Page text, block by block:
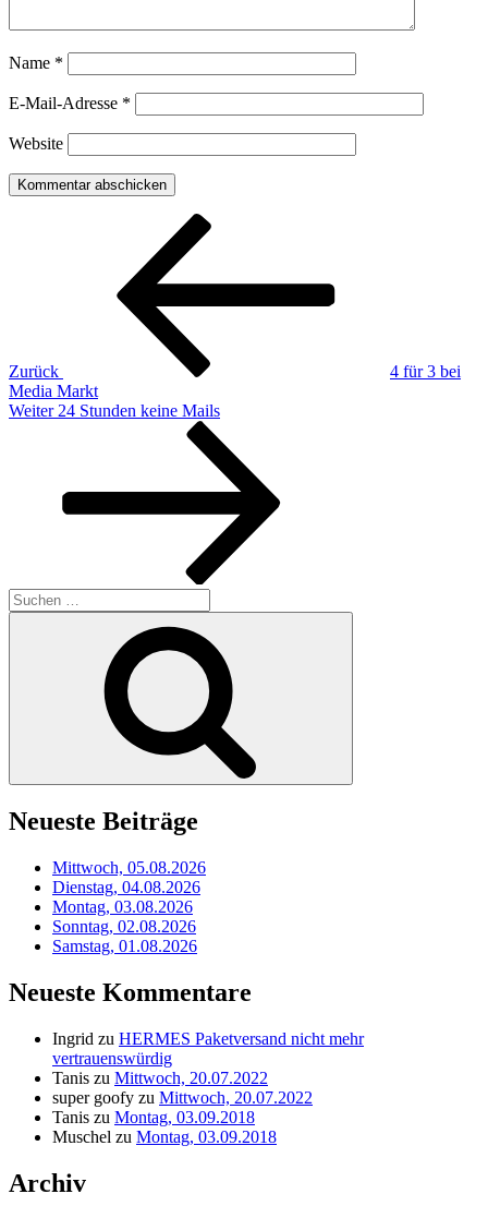
Name *
E-Mail-Adresse *
Website
Beitragsnavigation
Zurück
4 für 3 bei
Media Markt
Nächster
Weiter 24 Stunden keine Mails
Suchen
nach:
Neueste Beiträge
Mittwoch, 05.08.2026
Dienstag, 04.08.2026
Montag, 03.08.2026
Sonntag, 02.08.2026
Samstag, 01.08.2026
Neueste Kommentare
Ingrid zu HERMES Paketversand nicht mehr
vertrauenswürdig
Tanis zu Mittwoch, 20.07.2022
super goofy zu Mittwoch, 20.07.2022
Tanis zu Montag, 03.09.2018
Muschel zu Montag, 03.09.2018
Archiv